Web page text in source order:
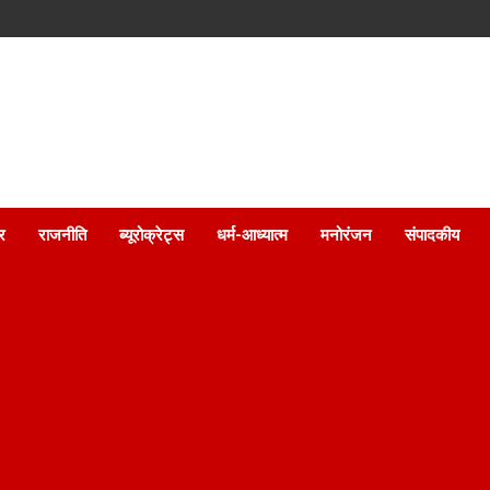
राजनीति ब्यूरोक्रेट्स धर्म-आध्यात्म मनोरंजन संपादकीय